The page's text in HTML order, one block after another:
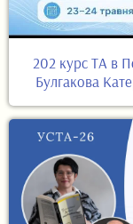
202 курс ТА в
Булгакова